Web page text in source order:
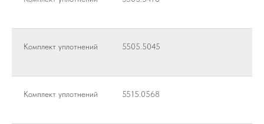
Комплект уплотнений 5505.5045
Комплект уплотнений 5515.0568